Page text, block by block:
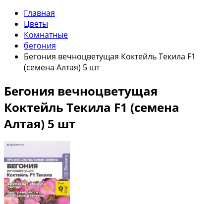
Главная
Цветы
Комнатные
бегония
Бегония вечноцветущая Коктейль Текила F1
(семена Алтая) 5 шт
Бегония вечноцветущая
Коктейль Текила F1 (семена
Алтая) 5 шт